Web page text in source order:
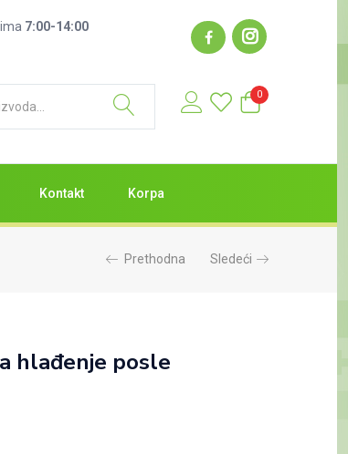
7:00-14:00
0
Kontakt Korpa
Prethodna Sledeći
hlađenje posle